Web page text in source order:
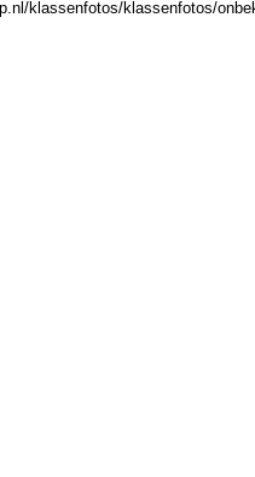
klassenfotos/klassenfotos/